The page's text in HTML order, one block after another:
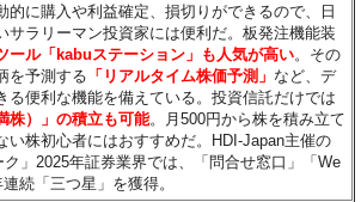
的に購入や利益確定、損切りができるので、日
サラリーマン投資家には便利だ。板発注機能装
ール「kabuステーション」も人気が高い。その
を予測する 「リアルタイム株価予測」 など、デ
る便利な機能を備えている。投資信託だけでは
株）」の積立も可能。月500円から株を積み立て
い株初心者にはおすすめだ。HDI-Japan主催の
ク」2025年証券業界では、「問合せ窓口」「We
続「三つ星」を獲得。